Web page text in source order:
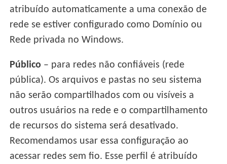
atribuído automaticamente a uma conexão de
rede se estiver configurado como Domínio ou
Rede privada no Windows.
Público – para redes não confiáveis (rede
pública). Os arquivos e pastas no seu sistema
não serão compartilhados com ou visíveis a
outros usuários na rede e o compartilhamento
de recursos do sistema será desativado.
Recomendamos usar essa configuração ao
acessar redes sem fio. Esse perfil é atribuído